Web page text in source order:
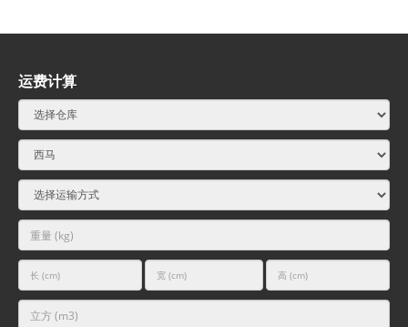
运费计算